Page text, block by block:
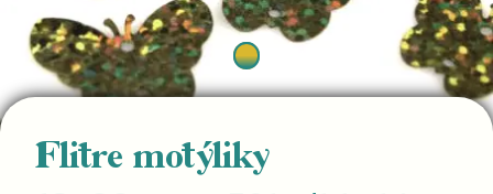
Flitre motýliky